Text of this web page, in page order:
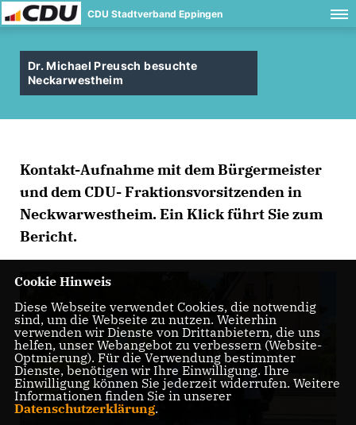
CDU Stadtverband Eppingen
Dr. Michael Preusch besuchte
Neckarwestheim
Kontakt-Aufnahme mit dem Bürgermeister
und dem CDU- Fraktionsvorsitzenden in
Neckwarwestheim. Ein Klick führt Sie zum
Bericht.
Cookie Hinweis
Diese Webseite verwendet Cookies, die notwendig
sind, um die Webseite zu nutzen. Weiterhin
verwenden wir Dienste von Drittanbietern, die uns
helfen, unser Webangebot zu verbessern (Website-
Optmierung). Für die Verwendung bestimmter
Dienste, benötigen wir Ihre Einwilligung. Ihre
Einwilligung können Sie jederzeit widerrufen. Weitere
Informationen finden Sie in unserer
Datenschutzerklärung.